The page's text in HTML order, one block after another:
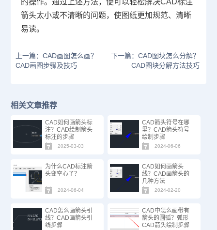
的操作。通过上述方法，便可以轻松解决CAD标注
箭头太小或不清晰的问题，使图纸更加规范、清晰
易读。
上一篇：CAD画图怎么画？
CAD画图步骤及技巧
下一篇：CAD图块怎么分解？
CAD图块分解方法技巧
相关文章推荐
CAD如何画箭头标
注？CAD绘制箭头
标注的步骤
2025-03-03
CAD箭头符号在哪
里？CAD箭头符号
绘制步骤
2024-06-06
为什么CAD标注箭
头变空心了？
2024-06-04
CAD如何画箭头
线？CAD画箭头的
几种方法
2024-02-20
CAD怎么画箭头引
线？CAD画箭头引
线步骤
CAD中怎么画带有
箭头的圆弧？弧形
CAD箭头绘制步骤